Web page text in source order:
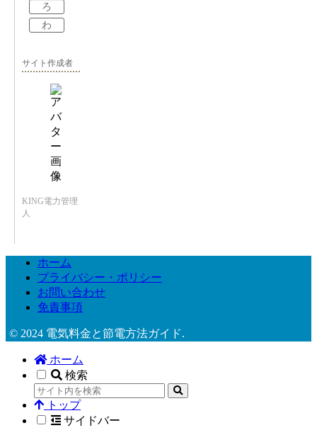
ろ
わ
サイト作成者
KING電力管理
人
ホーム
プライバシー・ポリシー
お問い合わせ
免責事項
© 2024 電気料金と節電方法ガイド.
ホーム
検索
トップ
サイドバー